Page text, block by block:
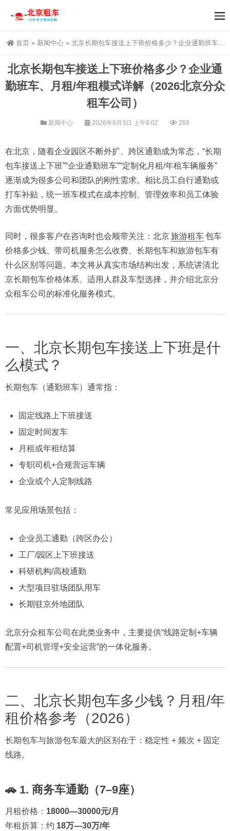
首页 » 新闻中心 » 北京长期包车接送上下班价格多少？企业通勤班车、月租/年租模式详解（2026北京分众租车公司）
北京长期包车接送上下班价格多少？企业通
勤班车、月租/年租模式详解（2026北京分众
租车公司）
新闻中心 2026年6月3日 上午8:02 268
在北京，随着企业园区不断外扩、跨区通勤成为常态，“长期
包车接送上下班”“企业通勤班车”“定制化月租/年租车辆服务”
逐渐成为很多公司和团队的刚性需求。相比员工自行通勤或
打车补贴，统一班车模式在成本控制、管理效率和员工体验
方面优势明显。
同时，很多客户在咨询时也会顺带关注：北京旅游租车包车
价格多少钱、带司机服务怎么收费、长期包车和旅游包车有
什么区别等问题。本文将从真实市场结构出发，系统讲清北
京长期包车价格体系、适用人群及车型选择，并介绍北京分
众租车公司的标准化服务模式。
一、北京长期包车接送上下班是什
么模式？
长期包车（通勤班车）通常指：
固定线路上下班接送
固定时间发车
月租或年租结算
专职司机+合规营运车辆
企业或个人定制线路
常见应用场景包括：
企业员工通勤（跨区办公）
工厂/园区上下班接送
科研机构/高校通勤
大型项目驻场团队用车
长期驻京外地团队
北京分众租车公司在此类业务中，主要提供“线路定制+车辆
配置+司机管理+安全运营”的一体化服务。
二、北京长期包车多少钱？月租/年
租价格参考（2026）
长期包车与旅游包车最大的区别在于：稳定性 + 频次 + 固定
线路。
🚗 1. 商务车通勤（7–9座）
月租价格： 18000—30000元/月
年租折算：约 18万—30万/年